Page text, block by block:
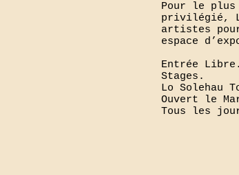
Pour le
privilégié, Lo
artistes
espace
Entrée
Stages.
Lo Solehau
Ouvert le
Tous les